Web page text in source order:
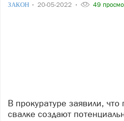
ЗАКОН 20-05-2022 49
В прокуратуре заявили, что птицы на няганской
свалке создают